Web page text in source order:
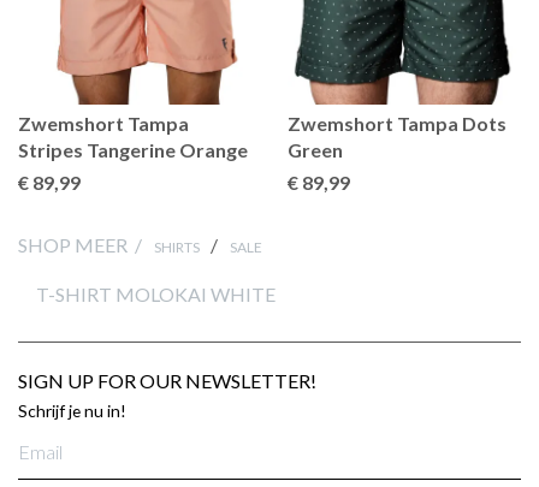
Zwemshort Tampa
Stripes Tangerine Orange
€ 89,99
Zwemshort Tampa Dots
Green
€ 89,99
SHOP MEER / SHIRTS / SALE
T-SHIRT MOLOKAI WHITE
SIGN UP FOR OUR NEWSLETTER!
Schrijf je nu in!
mailadres